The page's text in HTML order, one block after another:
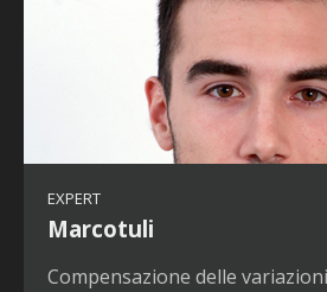
EXPERT
Marcotuli
Compensazione delle